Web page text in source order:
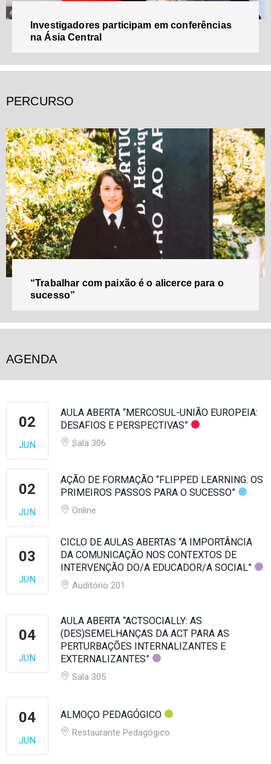
Investigadores participam em conferências
na Ásia Central
PERCURSO
“Trabalhar com paixão é o alicerce para o
sucesso”
AGENDA
02
JUN
AULA ABERTA “MERCOSUL-UNIÃO EUROPEIA:
DESAFIOS E PERSPECTIVAS”
Sala 306
02
JUN
AÇÃO DE FORMAÇÃO “FLIPPED LEARNING: OS
PRIMEIROS PASSOS PARA O SUCESSO”
Online
03
JUN
CICLO DE AULAS ABERTAS “A IMPORTÂNCIA
DA COMUNICAÇÃO NOS CONTEXTOS DE
INTERVENÇÃO DO/A EDUCADOR/A SOCIAL”
Auditório 201
04
JUN
AULA ABERTA “ACTSOCIALLY: AS
(DES)SEMELHANÇAS DA ACT PARA AS
PERTURBAÇÕES INTERNALIZANTES E
EXTERNALIZANTES”
Sala 305
04
JUN
ALMOÇO PEDAGÓGICO
Restaurante Pedagógico